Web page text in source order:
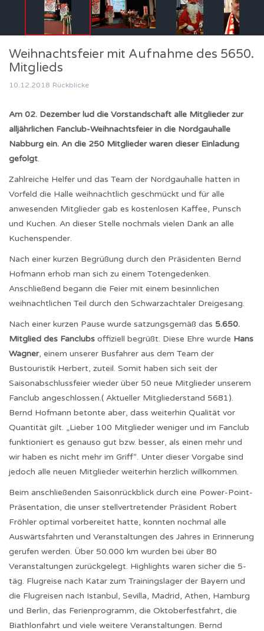
Weihnachtsfeier mit Aufnahme des 5650.
Mitglieds
10.12.2018 Rückblicke
Am 02. Dezember lud die Vorstandschaft alle Mitglieder zur
alljährlichen Fanclub-Weihnachtsfeier in die Nordgauhalle
Nabburg ein. An die 250 Mitglieder waren dieser Einladung
gefolgt.
Zahlreiche Helfer und das Team der Nordgauhalle hatten in
Vorfeld die Halle weihnachtlich geschmückt und für alle
anwesenden Mitglieder gab es kostenlosen Kaffee, Punsch
und Kuchen. An dieser Stelle nochmals vielen Dank an alle
Kuchenspender.
Nach einer kurzen Begrüßung durch den Präsidenten Bernd
Hofmann erhob man sich zu einem Totengedenken.
Anschließend begann die Feier mit einem besinnlichen
weihnachtlichen Teil durch den Schwarzachtaler Dreigesang.
Nach einer kurzen Pause wurde satzungsgemäß das 5.650.
Mitglied des Fanclubs offiziell begrüßt. Diese Ehre wurde Hans
Wagner, einem unserer Busfahrer aus dem Team der
Bustouristik Herbert, zuteil. Somit haben sich seit der
Saisonabschlussfeier wieder über 50 neue Mitglieder unserem
Fanclub angeschlossen.( Aktueller Mitgliederstand 5681).
Bernd Hofmann betonte aber, dass weiterhin Qualität vor
Quantität gilt. „Lieber 100 Mitglieder weniger und im Fanclub
funktioniert es genauso gut bzw. besser, als einen mehr und
wir haben es nicht mehr im Griff“. Unter dieser Vorgabe sind
jedoch alle neuen Mitglieder weiterhin herzlich willkommen.
Beim anschließenden Saisonrückblick durch eine Power-Point-
Präsentation, die unser stellvertretender Präsident Robert
Fröhler optimal vorbereitet hatte, konnten nochmal alle
Auswärtsfahrten und Veranstaltungen des Jahres in Erinnerung
gerufen werden. Über 50.000 km wurden bei über 80
Veranstaltungen zurückgelegt. Highlights waren sicher die 5-
täg. Flugreise nach Katar zum Trainingslager der Bayern und
die Flugreisen nach Istanbul, Sevilla, Madrid, Athen, Hamburg
und Berlin, das Ferienprogramm, die Oktoberfestfahrt, die
Biathlonfahrt und viele weitere Veranstaltungen. Bernd